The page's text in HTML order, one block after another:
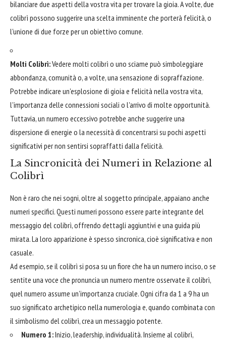
bilanciare due aspetti della vostra vita per trovare la gioia. A volte, due
colibrì possono suggerire una scelta imminente che porterà felicità, o
l'unione di due forze per un obiettivo comune.
Molti Colibrì:Vedere molti colibrì o uno sciame può simboleggiare
abbondanza, comunità o, a volte, una sensazione di sopraffazione.
Potrebbe indicare un'esplosione di gioia e felicità nella vostra vita,
l'importanza delle connessioni sociali o l'arrivo di molte opportunità.
Tuttavia, un numero eccessivo potrebbe anche suggerire una
dispersione di energie o la necessità di concentrarsi su pochi aspetti
significativi per non sentirsi sopraffatti dalla felicità.
La Sincronicità dei Numeri in Relazione al
Colibrì
Non è raro che nei sogni, oltre al soggetto principale, appaiano anche
numeri specifici. Questi numeri possono essere parte integrante del
messaggio del colibrì, offrendo dettagli aggiuntivi e una guida più
mirata. La loro apparizione è spesso sincronica, cioè significativa e non
casuale.
Ad esempio, se il colibrì si posa su un fiore che ha un numero inciso, o se
sentite una voce che pronuncia un numero mentre osservate il colibrì,
quel numero assume un'importanza cruciale. Ogni cifra da 1 a 9 ha un
suo significato archetipico nella numerologia e, quando combinata con
il simbolismo del colibrì, crea un messaggio potente.
Numero 1:Inizio, leadership, individualità. Insieme al colibrì,